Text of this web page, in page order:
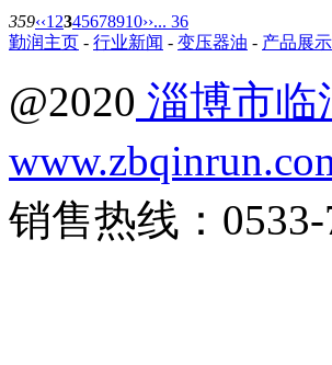
359‹‹1 2345678910››... 36
勤润主页 - 行业新闻 - 变压器油 - 产品展示
@2020 淄博市临
销售热线：